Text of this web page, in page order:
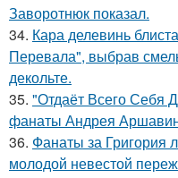
Заворотнюк показал.
34. Кара делевинь
Перевала", выбрав
декольте.
35. "Отдаёт Всего Себя
фанаты Андрея
36. Фанаты за Григория
молодой невестой